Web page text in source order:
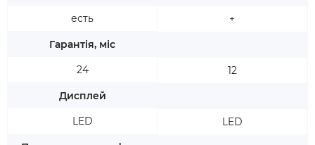
есть
Гарантія, міс
24
Дисплей
LED
+
12
LED